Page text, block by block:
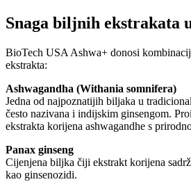
Snaga biljnih ekstrakata
BioTech USA Ashwa+ donosi
ekstrakta:
Ashwagandha (Withania somnifera)
Jedna od najpoznatijih biljaka u
često nazivana i indijskim ginsengom.
ekstrakta korijena ashwagandhe s
Panax ginseng
Cijenjena biljka čiji ekstrakt korijena
kao ginsenozidi.